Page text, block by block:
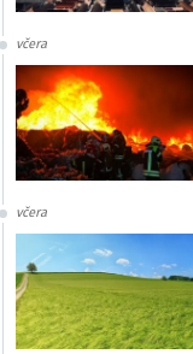
včera
včera